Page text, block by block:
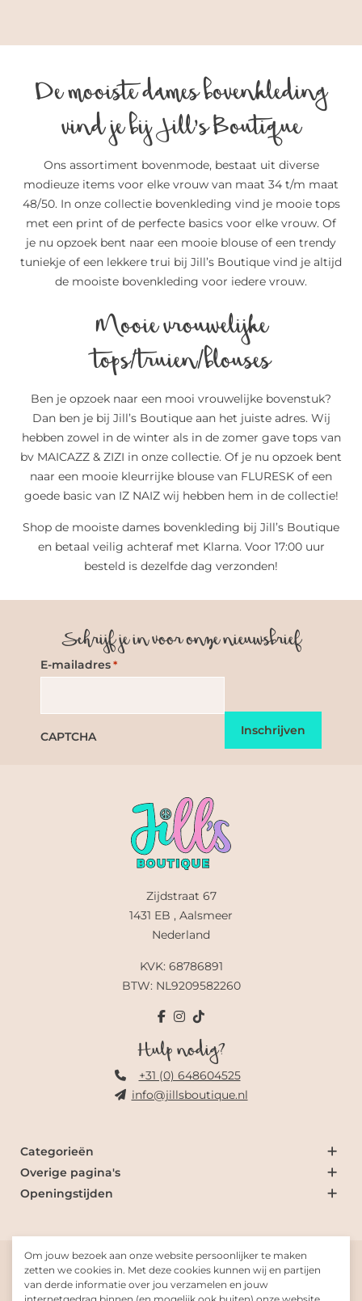
Om jouw bezoek aan onze website persoonlijker te maken
zetten we cookies in. Met deze cookies kunnen wij en partijen
van derde informatie over jou verzamelen en jouw
De mooiste dames bovenkleding
vind je bij Jill’s Boutique
Ons assortiment bovenmode, bestaat uit diverse
modieuze items voor elke vrouw van maat 34 t/m maat
48/50. In onze collectie bovenkleding vind je mooie tops
met een print of de perfecte basics voor elke vrouw. Of
je nu opzoek bent naar een mooie blouse of een trendy
tuniekje of een lekkere trui bij Jill’s Boutique vind je altijd
de mooiste bovenkleding voor iedere vrouw.
Mooie vrouwelijke
tops/truien/blouses
Ben je opzoek naar een mooi vrouwelijke bovenstuk?
Dan ben je bij Jill’s Boutique aan het juiste adres. Wij
hebben zowel in de winter als in de zomer gave tops van
bv MAICAZZ & ZIZI in onze collectie. Of je nu opzoek bent
naar een mooie kleurrijke blouse van FLURESK of een
goede basic van IZ NAIZ wij hebben hem in de collectie!
Shop de mooiste dames bovenkleding bij Jill’s Boutique
en betaal veilig achteraf met Klarna. Voor 17:00 uur
besteld is dezelfde dag verzonden!
Schrijf je in voor onze nieuwsbrief
E-mailadres *
CAPTCHA
Zijdstraat 67
1431 EB , Aalsmeer
Nederland
KVK: 68786891
BTW: NL9209582260
Hulp nodig?
+31 (0) 648604525
info@jillsboutique.nl
Categorieën
Overige pagina's
Openingstijden
© 2026 Jill's Boutique